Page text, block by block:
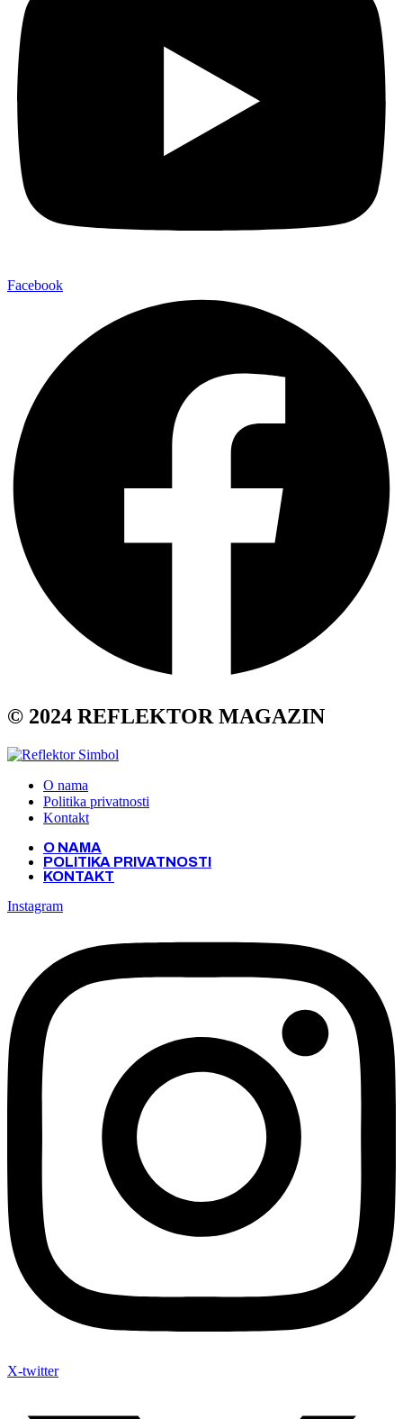
Facebook
© 2024 REFLEKTOR MAGAZIN
O nama
Politika privatnosti
Kontakt
O NAMA
POLITIKA PRIVATNOSTI
KONTAKT
Instagram
X-twitter